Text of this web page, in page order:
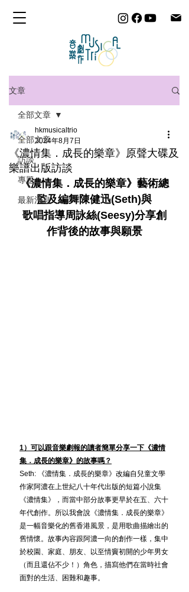
文章
全部文章
訪談
專題
最新消息
全部文章
《濃情集．成長的樂章》原聲大碟及
樂譜出版訪談
hkmusicaltrio
2024年8月7日
《濃情集．成長的樂章》藝術總
監及編舞陳健迅(Seth)與
歌唱指導周詠絲(Seesy)分享創
作背後的故事與願景
1）可以跟音樂劇報的讀者簡單分享一下《濃情
集．成長的樂章》的故事嗎？
Seth: 《濃情集．成長的樂章》改編自兒童文學
作家阿濃在上世紀八十年代出版的短篇小說集
《濃情集》，而當中部分故事更早於在五、六十
年代創作。所以我會說《濃情集．成長的樂章》
是一幅音樂化的舊香港風景，是用歌曲描繪出的
舊情懷。故事內容跟阿濃一向的創作一樣，集中
於校園、家庭、朋友、以至情竇初開的少年男女
（而且還佔不少！）角色，描寫他們在當時社會
面對的生活、困難和趣事。